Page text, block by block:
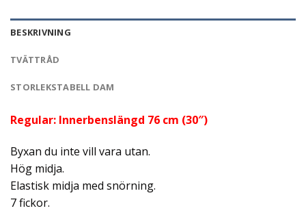
BESKRIVNING
TVÄTTRÅD
STORLEKSTABELL DAM
Regular: Innerbenslängd 76 cm (30″)
Byxan du inte vill vara utan.
Hög midja.
Elastisk midja med snörning.
7 fickor.